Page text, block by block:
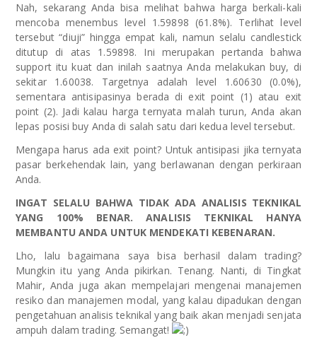
Nah, sekarang Anda bisa melihat bahwa harga berkali-kali
mencoba menembus level 1.59898 (61.8%). Terlihat level
tersebut “diuji” hingga empat kali, namun selalu candlestick
ditutup di atas 1.59898. Ini merupakan pertanda bahwa
support itu kuat dan inilah saatnya Anda melakukan buy, di
sekitar 1.60038. Targetnya adalah level 1.60630 (0.0%),
sementara antisipasinya berada di exit point (1) atau exit
point (2). Jadi kalau harga ternyata malah turun, Anda akan
lepas posisi buy Anda di salah satu dari kedua level tersebut.
Mengapa harus ada exit point? Untuk antisipasi jika ternyata
pasar berkehendak lain, yang berlawanan dengan perkiraan
Anda.
INGAT SELALU BAHWA TIDAK ADA ANALISIS TEKNIKAL
YANG 100% BENAR. ANALISIS TEKNIKAL HANYA
MEMBANTU ANDA UNTUK MENDEKATI KEBENARAN.
Lho, lalu bagaimana saya bisa berhasil dalam trading?
Mungkin itu yang Anda pikirkan. Tenang. Nanti, di Tingkat
Mahir, Anda juga akan mempelajari mengenai manajemen
resiko dan manajemen modal, yang kalau dipadukan dengan
pengetahuan analisis teknikal yang baik akan menjadi senjata
ampuh dalam trading. Semangat!